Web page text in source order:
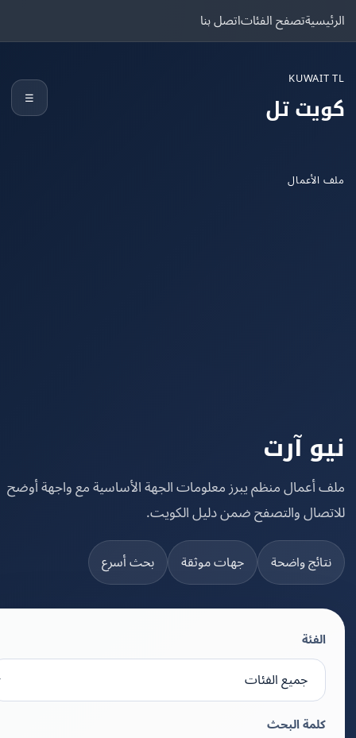
تصفح الفئاتاتصل بنا
تل
آرت
منظم يبرز معلومات الجهة الأساسية مع واجهة أوضح
والتصفح ضمن دليل الكويت.
واضحة جهات موثقة بحث أسرع
كلمة البحث